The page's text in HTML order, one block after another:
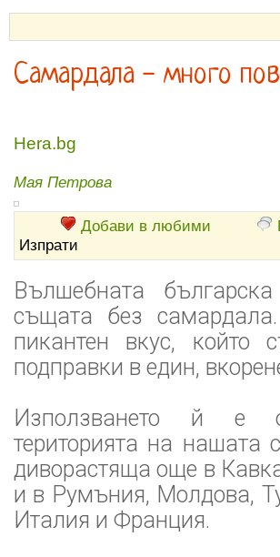
Самардала - много
Hera.bg
Мая Петрова
Добави в любими
Изпрати
Вълшебната
същата без
пикантен вкус, който
подправки в един,
Използването й е
територията на
диворастяща още в
и в Румъния, Молдова,
Италия и Франция.